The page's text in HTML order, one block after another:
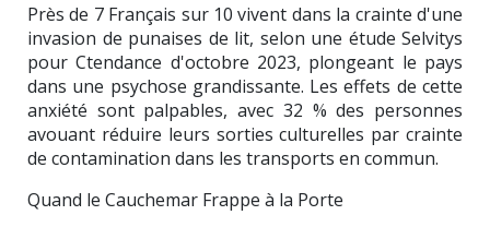
Près de 7 Français sur 10 vivent dans la crainte d'une
invasion de punaises de lit, selon une étude Selvitys
pour Ctendance d'octobre 2023, plongeant le pays
dans une psychose grandissante. Les effets de cette
anxiété sont palpables, avec 32 % des personnes
avouant réduire leurs sorties culturelles par crainte
de contamination dans les transports en commun.
Quand le Cauchemar Frappe à la Porte